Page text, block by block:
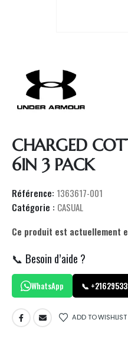
CHARGED
6IN 3 PACK
Référence: 1363617-001
Catégorie : CASUAL
Ce produit est actuellement
📞 Besoin d’aide ?
WhatsApp 📞
ADD TO WISHLIST